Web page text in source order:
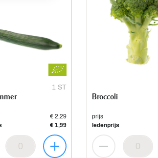
1 ST
€ 2,29
€ 1,99
Broccoli
prijs
ledenprijs